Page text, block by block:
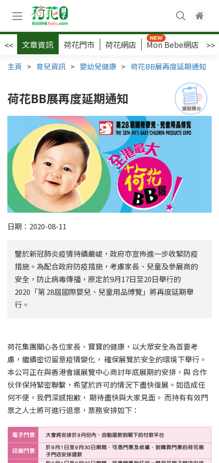
<< 文章資訊 荷花門市 荷花網店 Mon Bebe網店 >>
主頁 > 育兒資訊 > 嬰幼兒健康 > 荷花BB展再度延期通知
荷花BB展再度延期通知
日期：2020-08-11
鑒於新冠肺炎疫情持續嚴峻，政府亦宣佈進一步收緊防疫
措施。為配合政府防疫措施，考慮家長、兒童及參展商的
安全，防止病毒傳播，原定於9月17日至20日舉行的
2020「第 28屆國際嬰兒、兒童用品博覽」將再度延期舉
行。
荷花集團關心各位家長、寶寶的健康，以大眾安全為首要考
慮，繼續密切留意疫情變化， 確保展覽於安全的環境下舉行。
本公司正在與香港會議展覽中心商討年底展期的安排，與 合作
伙伴保持緊密聯繫，希望於許可的情況下盡快復展。如造成任
何不便，我們深感抱歉， 期待盡快與大家見面。 而持有有效門
票之人士將可進行退票，票務安排如下：